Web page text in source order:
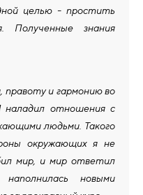
целью - простить
Полученные знания
правоту и гармонию во
отношения с
людьми. Такого
окружающих я не
мир, и мир ответил
новыми